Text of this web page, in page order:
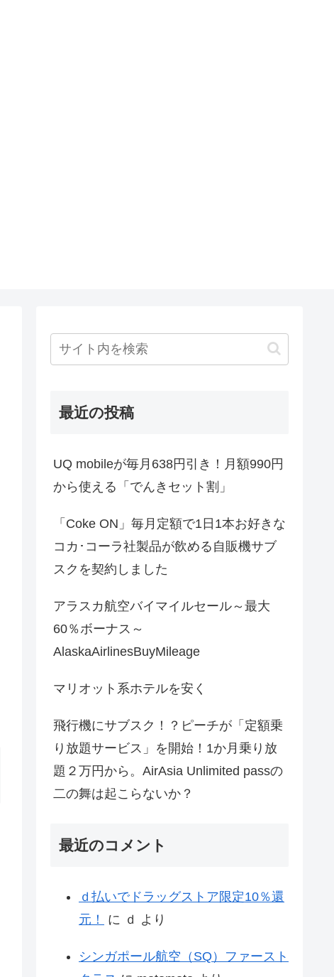
最近の投稿
UQ mobileが毎月638円引き！月額990円
から使える「でんきセット割」
「Coke ON」毎月定額で1日1本お好きな
コカ･コーラ社製品が飲める自販機サブ
スクを契約しました
アラスカ航空バイマイルセール～最大
60％ボーナス～
AlaskaAirlinesBuyMileage
マリオット系ホテルを安く
飛行機にサブスク！？ピーチが「定額乗
り放題サービス」を開始！1か月乗り放
題２万円から。AirAsia Unlimited passの
二の舞は起こらないか？
最近のコメント
ｄ払いでドラッグストア限定10％還
元！
に ｄ より
シンガポール航空（SQ）ファースト